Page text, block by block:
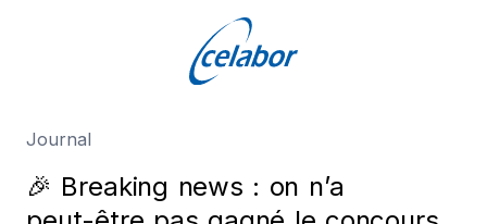
Journal
🎉 Breaking news : on n’a